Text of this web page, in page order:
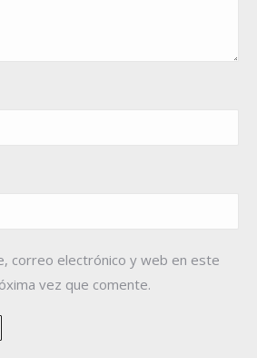
correo electrónico y web en este
vez que comente.